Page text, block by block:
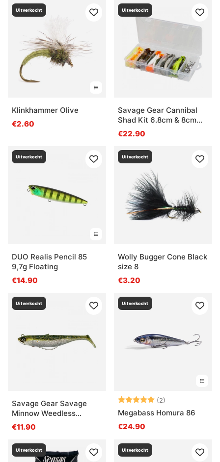
Uitverkocht
Klinkhammer Olive
€2.60
Uitverkocht
Savage Gear Cannibal
Shad Kit 6.8cm & 8cm
Mixed Colors 36pcs
€22.90
Uitverkocht
DUO Realis Pencil 85
9,7g Floating
€14.90
Uitverkocht
Wolly Bugger Cone Black
size 8
€3.20
Uitverkocht
Savage Gear Savage
Minnow Weedless
12.5cm 28g Sinking 2+1 -
Green Silver
€11.90
Uitverkocht
Beoordeling:
(2)
Megabass Homura 86
€24.90
Uitverkocht Uitverkocht